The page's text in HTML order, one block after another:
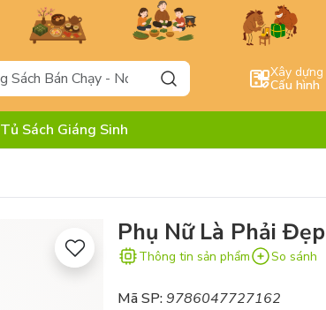
Xây dựng
Cấu hình
Tủ Sách Giáng Sinh
Phụ Nữ Là Phải Đẹp
Thông tin sản phẩm So sánh
Mã SP:9786047727162